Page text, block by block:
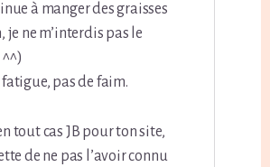
à manger des graisses
je ne m’interdis pas le
^^)
fatigue, pas de faim.
tout cas JB pour ton site,
de ne pas l’avoir connu